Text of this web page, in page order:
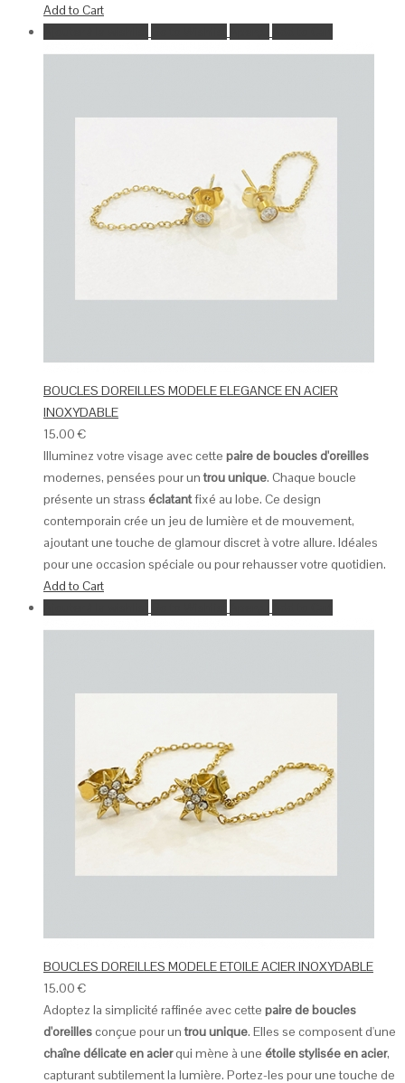
Add to Cart
BOUCLES DOREILLES MODELE ELEGANCE EN ACIER
INOXYDABLE
15.00€
Illuminez votre visage avec cette paire de boucles d'oreilles
modernes, pensées pour untrou unique. Chaque boucle
présente un strass éclatantfixé au lobe. Ce design
contemporain crée un jeu de lumière et de mouvement,
ajoutant une touche de glamour discret à votre allure. Idéales
pour une occasion spéciale ou pour rehausser votre quotidien.
Add to Cart
BOUCLES DOREILLES MODELE ETOILE ACIER INOXYDABLE
15.00€
Adoptez la simplicité raffinée avec cette paire de boucles
d'oreillesconçue pour untrou unique. Elles se composent d'une
chaîne délicate en acierqui mène à une étoile stylisée en acier,
capturant subtilement la lumière. Portez-les pour une touche de